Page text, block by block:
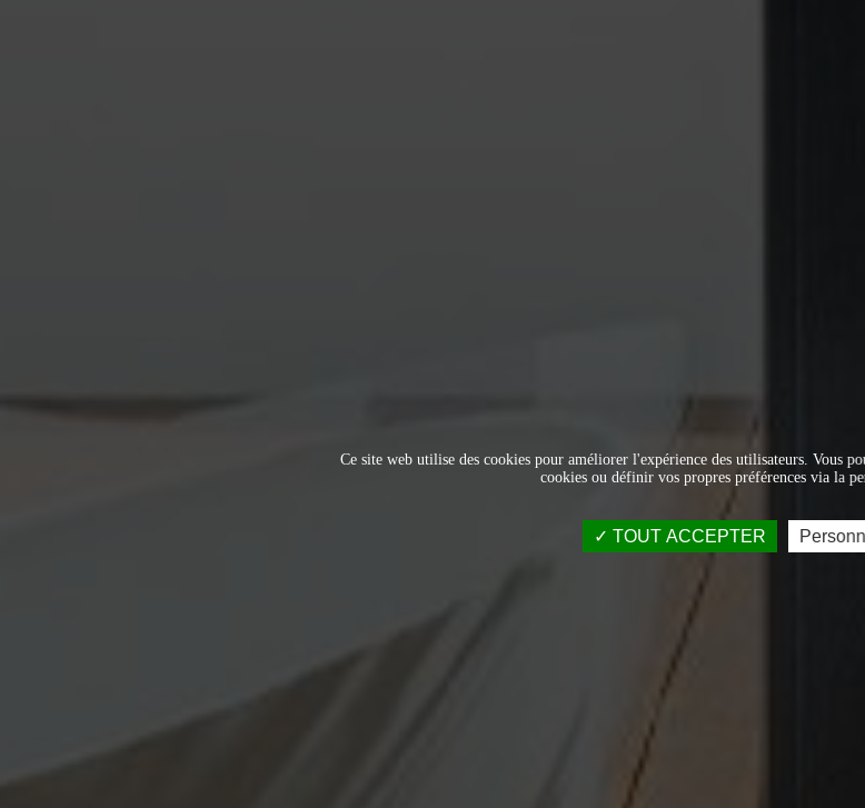
Ce site web utilise des cookies pour améliorer l'expérience des utilisateurs. Vous
cookies ou définir vos propres préférences via la
TOUT ACCEPTER